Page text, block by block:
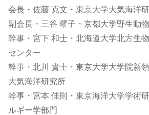
会長・佐藤 克文・東京大学大気海洋
副会長・三谷 曜子・京都大学野生動
幹事・宮下 和士・北海道大学北方生
センター
幹事・北川 貴士・東京大学大学院新
大気海洋研究所
幹事・宮本 佳則・東京海洋大学学術
ルギー学部門